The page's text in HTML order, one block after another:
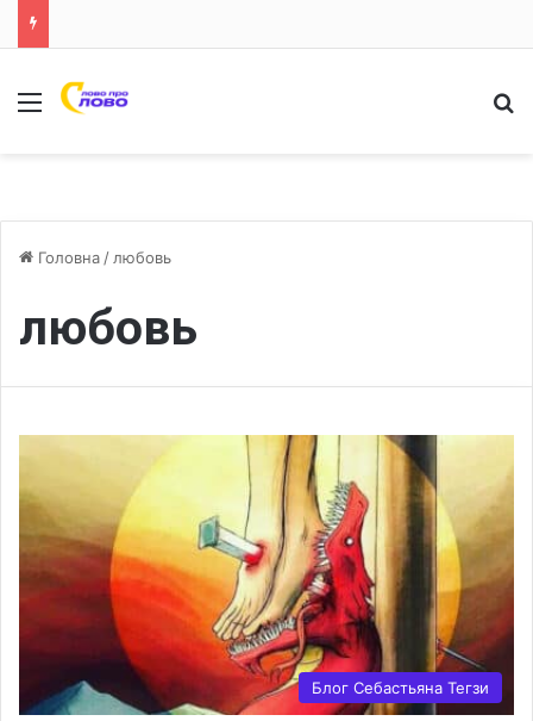
Меню
Головна / любовь
любовь
Блог Себастьяна Тегзи